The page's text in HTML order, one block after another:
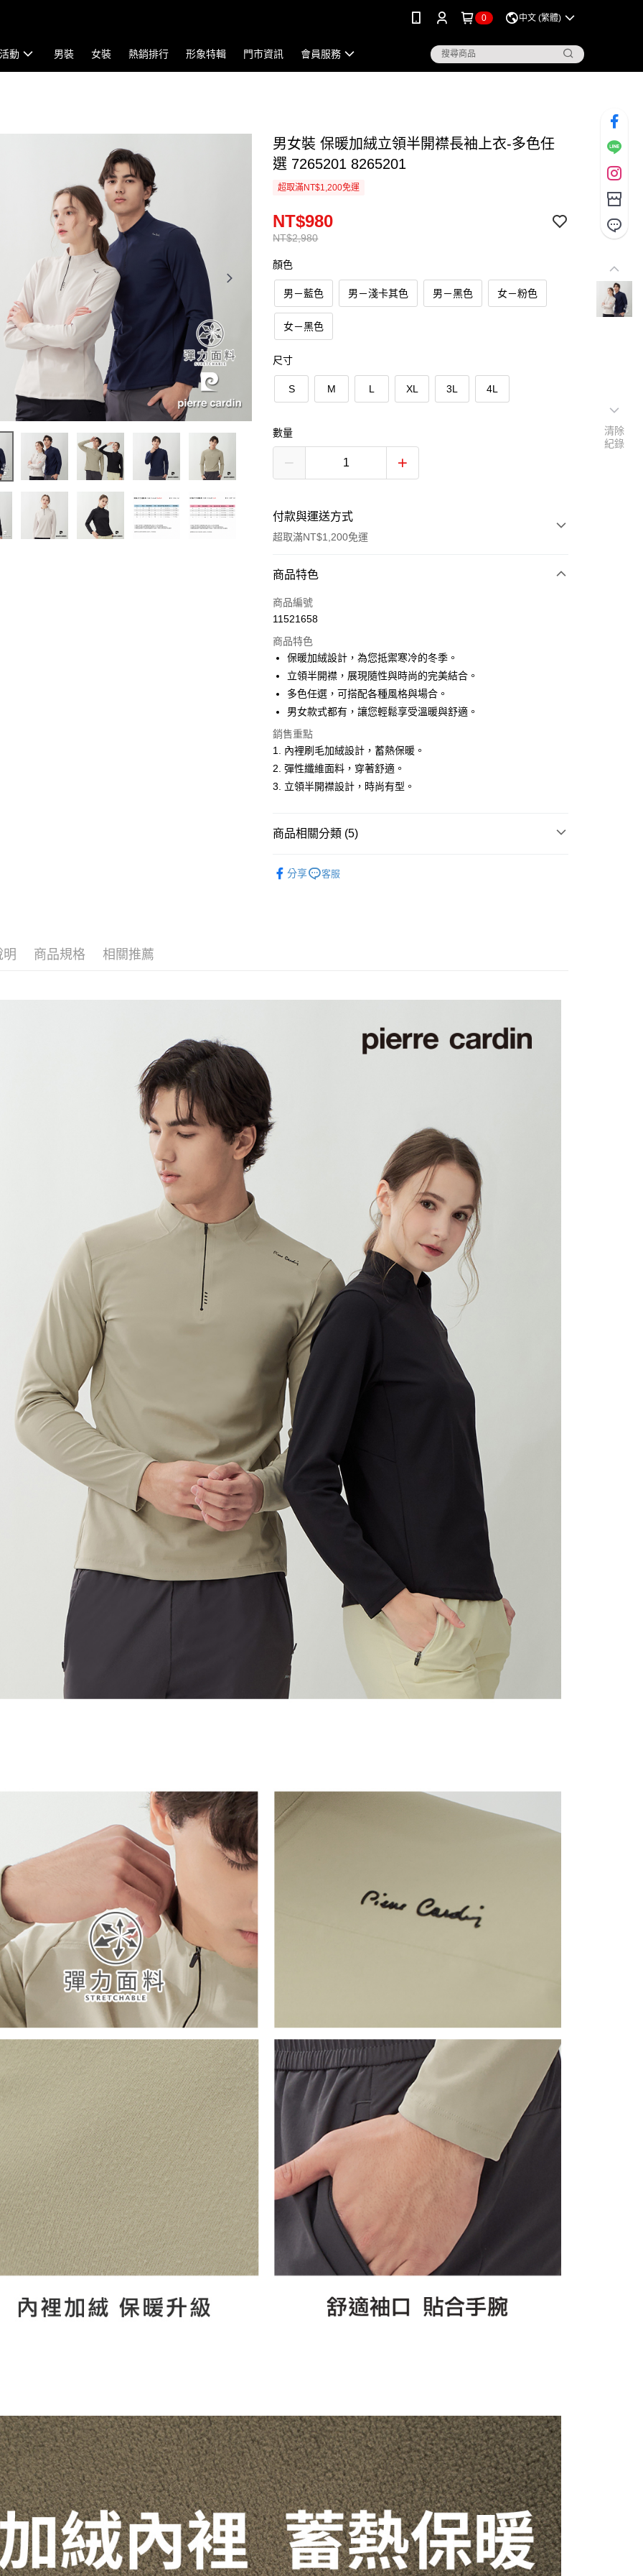
0 中文 (繁體)
動 男裝 女裝 熱銷排行 形象特輯 門市資訊 會員服務
男女裝 保暖加絨立領半開襟長袖上衣-多色任
選 7265201 8265201
超取滿NT$1,200免運
NT$2,980
NT$980
顏色
男－藍色 男－淺卡其色 男－黑色 女－粉色
女－黑色
尺寸
S M L XL 3L 4L
數量
付款與運送方式
超取滿NT$1,200免運
付款方式
信用卡一次付款
LINE Pay
Apple Pay
悠遊付
Google Pay
全家取貨付款
付款後全家取貨
每筆NT$60，滿NT$1,200(含以上)免運費
每筆NT$80，滿NT$1,200(含以上)免運費
每筆NT$80，滿NT$1,200(含以上)免運費
商品特色
商品編號
11521658
商品特色
保暖加絨設計，為您抵禦寒冷的冬季。
立領半開襟，展現隨性與時尚的完美結合。
多色任選，可搭配各種風格與場合。
男女款式都有，讓您輕鬆享受溫暖與舒適。
銷售重點
1. 內裡刷毛加絨設計，蓄熱保暖。
2. 彈性纖維面料，穿著舒適。
3. 立領半開襟設計，時尚有型。
商品相關分類 (5)
分享 客服
明 商品規格 相關推薦
清除
紀錄